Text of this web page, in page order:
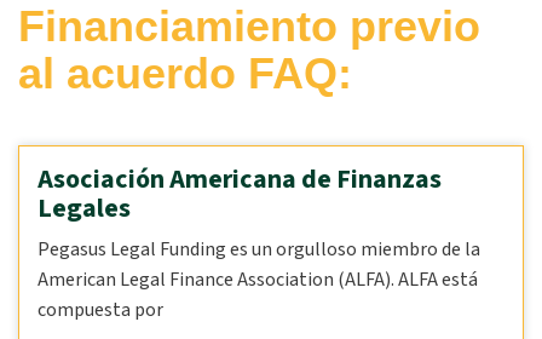
Financiamiento previo
al acuerdo FAQ:
Asociación Americana de Finanzas
Legales
Pegasus Legal Funding es un orgulloso miembro de la
American Legal Finance Association (ALFA). ALFA está
compuesta por